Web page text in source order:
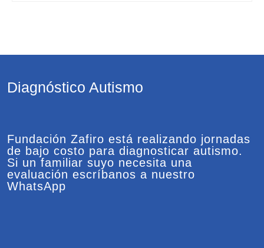
Diagnóstico Autismo
Fundación Zafiro está realizando jornadas
de bajo costo para diagnosticar autismo.
Si un familiar suyo necesita una
evaluación escríbanos a nuestro
WhatsApp